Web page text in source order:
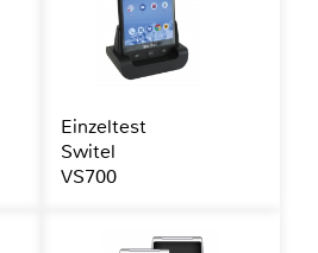
Einzeltest
Switel
VS700